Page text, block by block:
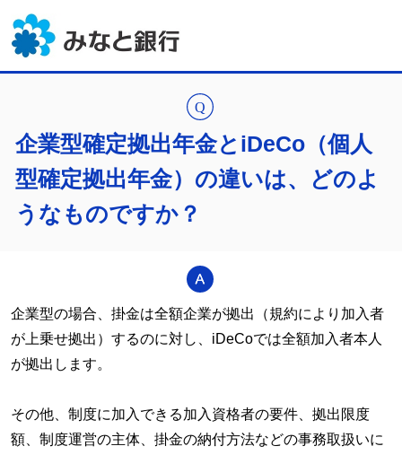
企業型確定拠出年金とiDeCo（個人
型確定拠出年金）の違いは、どのよ
うなものですか？
企業型の場合、掛金は全額企業が拠出（規約により加入者
が上乗せ拠出）するのに対し、 iDeCoでは全額加入者本人
が拠出します。
その他、制度に加入できる加入資格者の要件、拠出限度
額、制度運営の主体、掛金の納付方法などの事務取扱いに